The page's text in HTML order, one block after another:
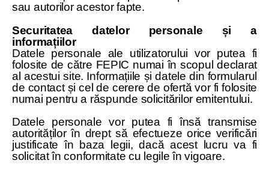
sau autorilor acestor fapte.
Securitatea datelor personale și a
informațiilor
Datele personale ale utilizatorului vor putea fi
folosite de către FEPIC numai în scopul declarat
al acestui site. Informațiile și datele din formularul
de contact și cel de cerere de ofertă vor fi folosite
numai pentru a răspunde solicitărilor emitentului.
Datele personale vor putea fi însă transmise
autorităților în drept să efectueze orice verificări
justificate în baza legii, dacă acest lucru va fi
solicitat în conformitate cu legile în vigoare.